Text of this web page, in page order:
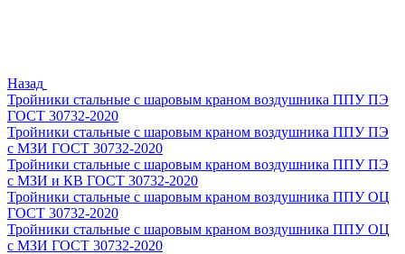
Назад
Тройники стальные с шаровым краном воздушника ППУ ПЭ
ГОСТ 30732-2020
Тройники стальные с шаровым краном воздушника ППУ ПЭ
с МЗИ ГОСТ 30732-2020
Тройники стальные с шаровым краном воздушника ППУ ПЭ
с МЗИ и КВ ГОСТ 30732-2020
Тройники стальные с шаровым краном воздушника ППУ ОЦ
ГОСТ 30732-2020
Тройники стальные с шаровым краном воздушника ППУ ОЦ
с МЗИ ГОСТ 30732-2020